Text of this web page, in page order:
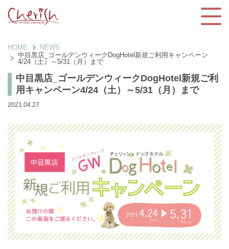
HOME
NEWS
中目黒店_ゴールデンウィークDogHotel新規ご利用キャンペーン
4/24（土）～5/31（月）まで
中目黒店_ゴールデンウィークDogHotel新規ご利
用キャンペーン4/24（土）～5/31（月）まで
2021.04.27